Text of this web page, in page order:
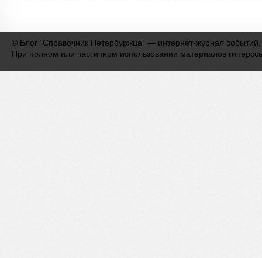
© Блог ”Справочник Петербуржца” — интернет-журнал
При полном или частичном использовании материалов